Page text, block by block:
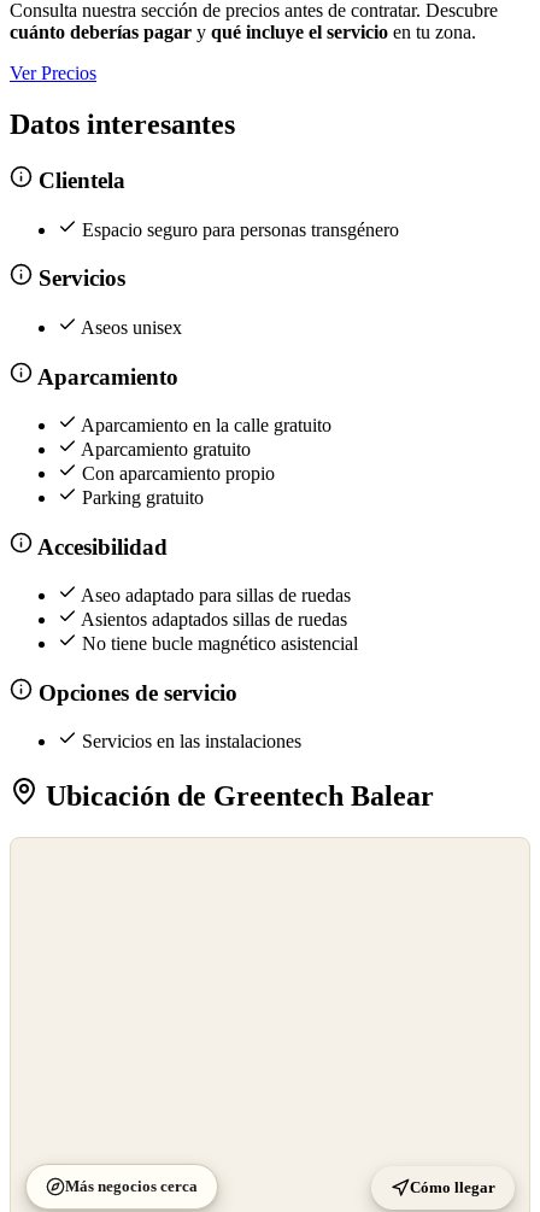
Consulta nuestra sección de precios antes de contratar. Descubre
cuánto deberías pagar y qué incluye el servicio en tu zona.
Ver Precios
Datos interesantes
Clientela
Espacio seguro para personas transgénero
Servicios
Aseos unisex
Aparcamiento
Aparcamiento en la calle gratuito
Aparcamiento gratuito
Con aparcamiento propio
Parking gratuito
Accesibilidad
Aseo adaptado para sillas de ruedas
Asientos adaptados sillas de ruedas
No tiene bucle magnético asistencial
Opciones de servicio
Servicios en las instalaciones
Ubicación de Greentech Balear
Más negocios cerca Cómo llegar